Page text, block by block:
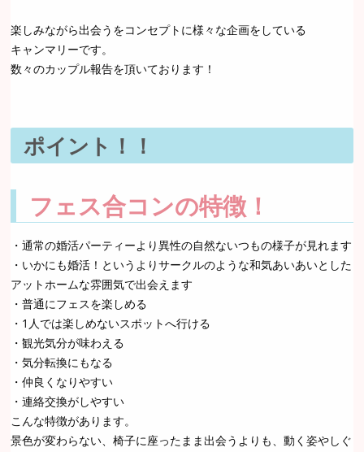
楽しみながら出会うをコンセプトに様々な企画をしている
キャンマリーです。
数々のカップル報告を頂いております！
ポイント！！
フェス合コンの特徴！
・通常の婚活パーティーより異性の自然ないつもの様子が見れます
・いかにも婚活！というよりサークルのような和気あいあいとした
アットホームな雰囲気で出会えます
・普通にフェスを楽しめる
・1人では楽しめないスポットへ行ける
・観光気分が味わえる
・気分転換にもなる
・仲良くなりやすい
・連絡交換がしやすい
こんな特徴があります。
景色が変わらない、椅子に座ったまま出会うよりも、動く姿やしぐ